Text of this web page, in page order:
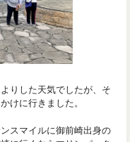
りした天気でしたが、そ
けに行きました。
スマイルに御前崎出身の